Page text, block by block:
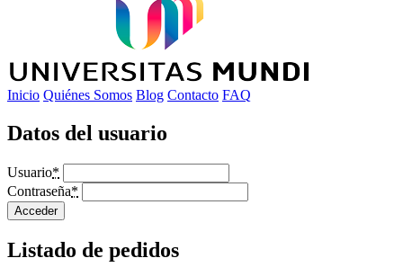
Inicio Quiénes Somos Blog Contacto FAQ
Datos del usuario
Usuario*
Contraseña*
Acceder
Listado de pedidos